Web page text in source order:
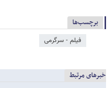
برچسب‌ها
فیلم - سرگرمی
خبرهای مرتبط